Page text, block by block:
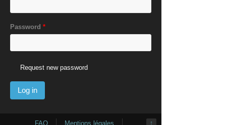
Password *
Request new password
↑
FAQ Mentions légales